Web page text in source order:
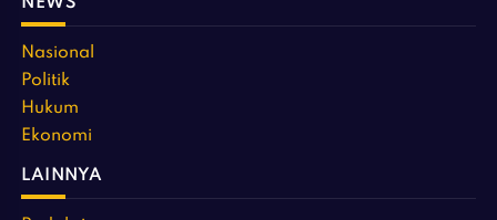
Nasional
Politik
Hukum
Ekonomi
LAINNYA